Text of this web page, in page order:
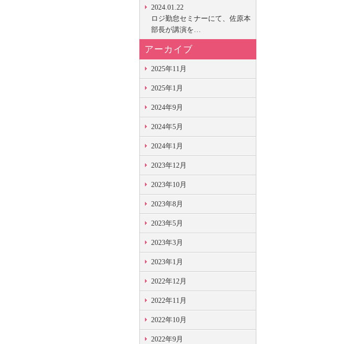
2024.01.22
ロジ勤怠セミナーにて、佐原本
部長が講演を…
アーカイブ
2025年11月
2025年1月
2024年9月
2024年5月
2024年1月
2023年12月
2023年10月
2023年8月
2023年5月
2023年3月
2023年1月
2022年12月
2022年11月
2022年10月
2022年9月